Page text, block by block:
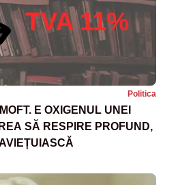
Politica
E OXIGENUL UNEI
SĂ RESPIRE PROFUND,